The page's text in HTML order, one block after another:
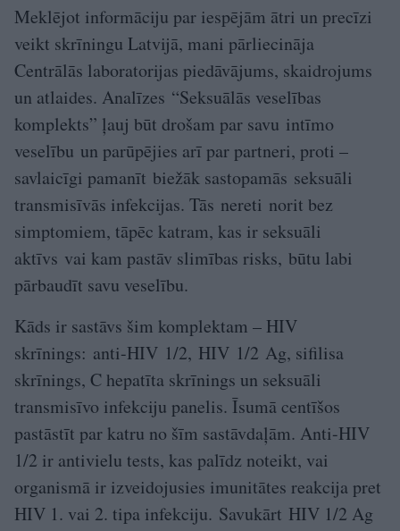
Meklējot informāciju par iespējām ātri un precīzi
veikt skrīningu Latvijā, mani pārliecināja
Centrālās laboratorijas piedāvājums, skaidrojums
un atlaides. Analīzes “Seksuālās veselības
komplekts” ļauj būt drošam par savu intīmo
veselību un parūpējies arī par partneri, proti –
savlaicīgi pamanīt biežāk sastopamās seksuāli
transmisīvās infekcijas. Tās nereti norit bez
simptomiem, tāpēc katram, kas ir seksuāli
aktīvs vai kam pastāv slimības risks, būtu labi
pārbaudīt savu veselību.
Kāds ir sastāvs šim komplektam – HIV
skrīnings: anti-HIV 1/2, HIV 1/2 Ag, sifilisa
skrīnings, C hepatīta skrīnings un seksuāli
transmisīvo infekciju panelis. Īsumā centīšos
pastāstīt par katru no šīm sastāvdaļām. Anti-HIV
1/2 ir antivielu tests, kas palīdz noteikt, vai
organismā ir izveidojusies imunitātes reakcija pret
HIV 1. vai 2. tipa infekciju. Savukārt HIV 1/2 Ag